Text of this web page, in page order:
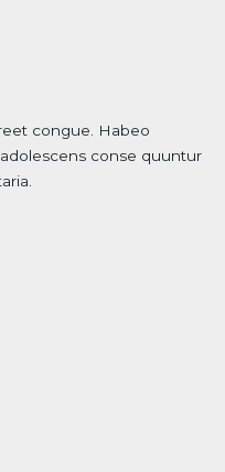
congue. Habeo
conse quuntur